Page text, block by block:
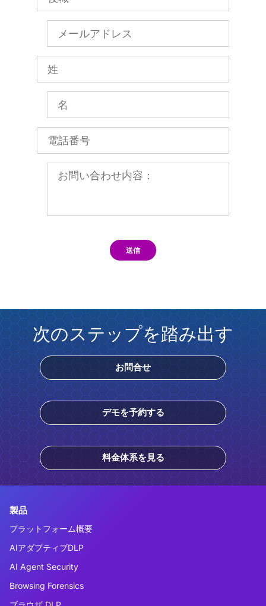
送信
次のステップを踏み出す
お問合せ
デモを予約する
料金体系を見る
製品
プラットフォーム概要
AIアダプティブDLP
AI Agent Security
Browsing Forensics